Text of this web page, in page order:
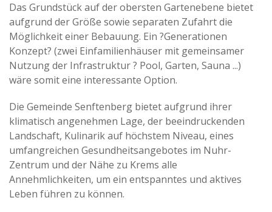
Das Grundstück auf der obersten Gartenebene bietet
aufgrund der Größe sowie separaten Zufahrt die
Möglichkeit einer Bebauung. Ein ?Generationen
Konzept? (zwei Einfamilienhäuser mit gemeinsamer
Nutzung der Infrastruktur ? Pool, Garten, Sauna ...)
wäre somit eine interessante Option.
Die Gemeinde Senftenberg bietet aufgrund ihrer
klimatisch angenehmen Lage, der beeindruckenden
Landschaft, Kulinarik auf höchstem Niveau, eines
umfangreichen Gesundheitsangebotes im Nuhr-
Zentrum und der Nähe zu Krems alle
Annehmlichkeiten, um ein entspanntes und aktives
Leben führen zu können.